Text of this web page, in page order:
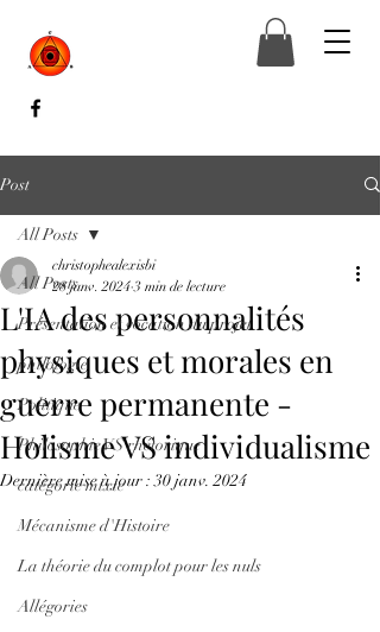
Post
All Posts
Présentation et vocation du projet
philologie
Politique
Philosophie VS rhétorique
catégorie mixte
Mécanisme d'Histoire
La théorie du complot pour les nuls
Allégories
All Posts
L'IA des personnalités
physiques et morales en
guerre permanente -
Holisme VS individualisme
christophealexisbi
28 janv. 2024 3 min de lecture
Dernière mise à jour :30 janv. 2024